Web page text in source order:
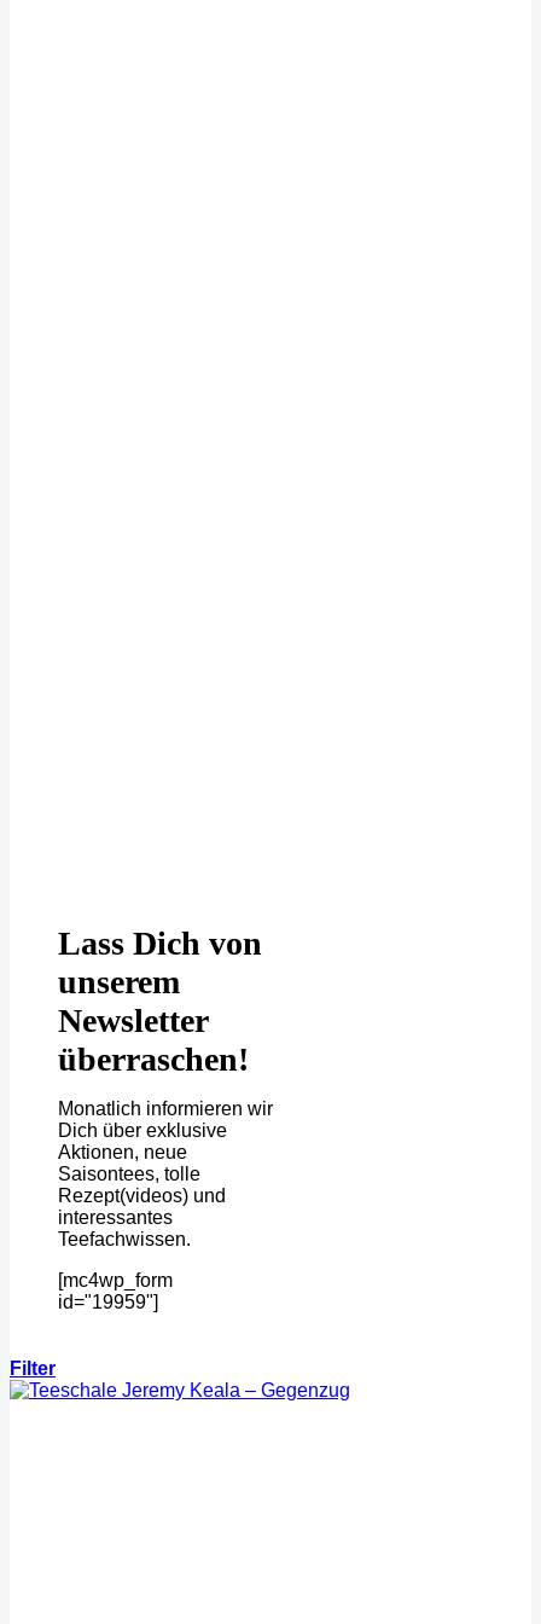
Lass Dich von
unserem
Newsletter
überraschen!
Monatlich informieren wir
Dich über exklusive
Aktionen, neue
Saisontees, tolle
Rezept(videos) und
interessantes
Teefachwissen.
[mc4wp_form
id="19959"]
Filter